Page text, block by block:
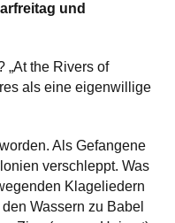
und
„At the Rivers of
als eine eigenwillige
Als Gefangene
verschleppt. Was
Klageliedern
Wassern zu Babel